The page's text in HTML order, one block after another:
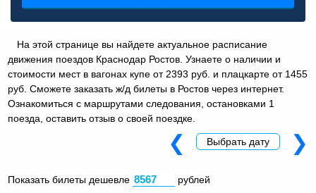
На этой странице вы найдете актуальное расписание
движения поездов Краснодар Ростов. Узнаете о наличии и
стоимости мест в вагонах купе от 2393 руб. и плацкарте от 1455
руб. Сможете заказать ж/д билеты в Ростов через интернет.
Ознакомиться с маршрутами следования, остановками 1
поезда, оставить отзыв о своей поездке.
Показать билеты дешевле рублей
❮ Выбрать дату ❯